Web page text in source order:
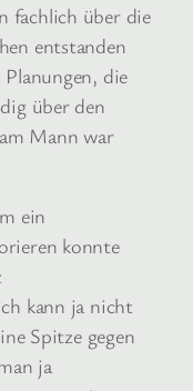
fachlich über die
entstanden
die
über den
Mann war
ein
konnte
kann ja nicht
Spitze gegen
ja